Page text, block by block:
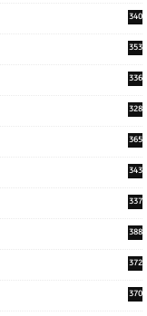
340
353
336
328
365
343
337
388
372
370